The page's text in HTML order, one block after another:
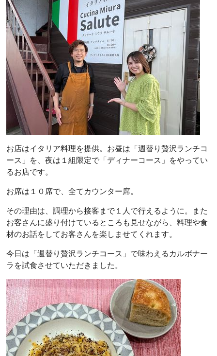
お店はイタリア料理を提供。お昼は「週替り贅沢ランチコ
ース」を、夜は１組限定で「ディナーコース」をやってい
るお店です。
お席は１０席で、全てカウンター席。
その理由は、調理から接客まで１人で行えるように。また
お客さんに盛り付けているところも見せながら、料理や食
材のお話をしてお客さんを楽しませてくれます。
今日は「週替り贅沢ランチコース」で味わえるカルボナー
ラを試食させていただきました。